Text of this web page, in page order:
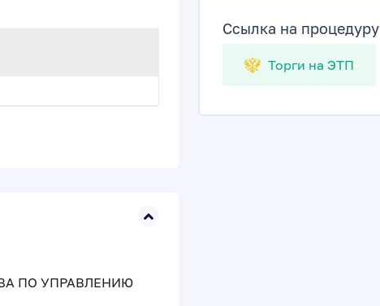
ПО УПРАВЛЕНИЮ
Ссылка на процедуру
Торги на ЭТП